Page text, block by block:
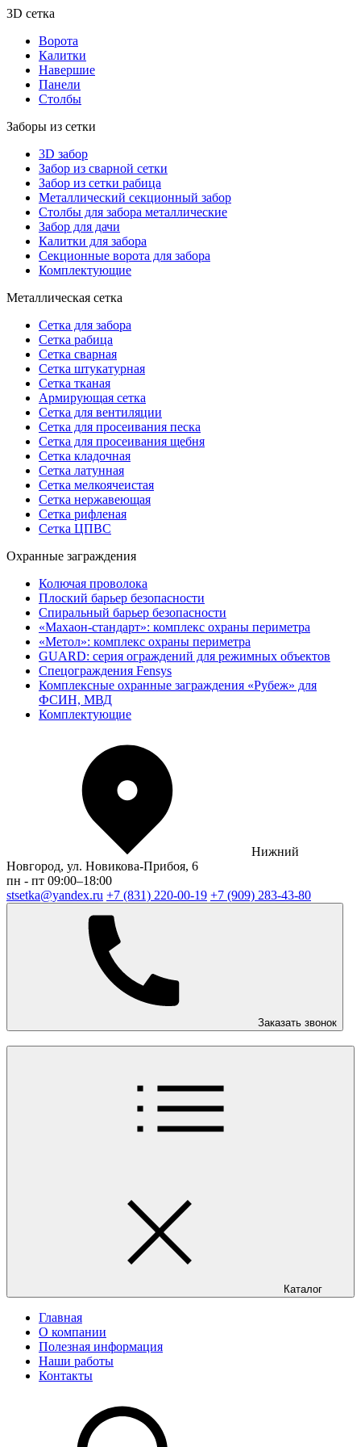
3D сетка
Ворота
Калитки
Навершие
Панели
Столбы
Заборы из сетки
3D забор
Забор из сварной сетки
Забор из сетки рабица
Металлический секционный забор
Столбы для забора металлические
Забор для дачи
Калитки для забора
Секционные ворота для забора
Комплектующие
Металлическая сетка
Сетка для забора
Сетка рабица
Сетка сварная
Сетка штукатурная
Сетка тканая
Армирующая сетка
Сетка для вентиляции
Сетка для просеивания песка
Сетка для просеивания щебня
Сетка кладочная
Сетка латунная
Сетка мелкоячеистая
Сетка нержавеющая
Сетка рифленая
Сетка ЦПВС
Охранные заграждения
Колючая проволока
Плоский барьер безопасности
Спиральный барьер безопасности
«Махаон-стандарт»: комплекс охраны периметра
«Метол»: комплекс охраны периметра
GUARD: серия ограждений для режимных объектов
Спецограждения Fensys
Комплексные охранные заграждения «Рубеж» для
ФСИН, МВД
Комплектующие
Нижний
Новгород, ул. Новикова-Прибоя, 6
пн - пт 09:00–18:00
stsetka@yandex.ru +7 (831) 220-00-19 +7 (909) 283-43-80
Заказать звонок
Каталог
Главная
О компании
Полезная информация
Наши работы
Контакты